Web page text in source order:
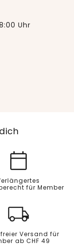
Uhr
für Member
Versand für
ab CHF 49